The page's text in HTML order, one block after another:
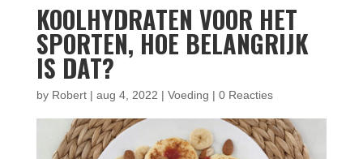
KOOLHYDRATEN VOOR HET
SPORTEN, HOE BELANGRIJK
IS DAT?
by Robert| aug 4, 2022 | Voeding | 0 Reacties